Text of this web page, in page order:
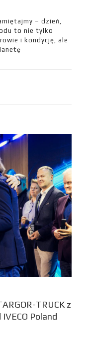
– dzień,
to nie tylko
i kondycję, ale
TRUCK z
Poland